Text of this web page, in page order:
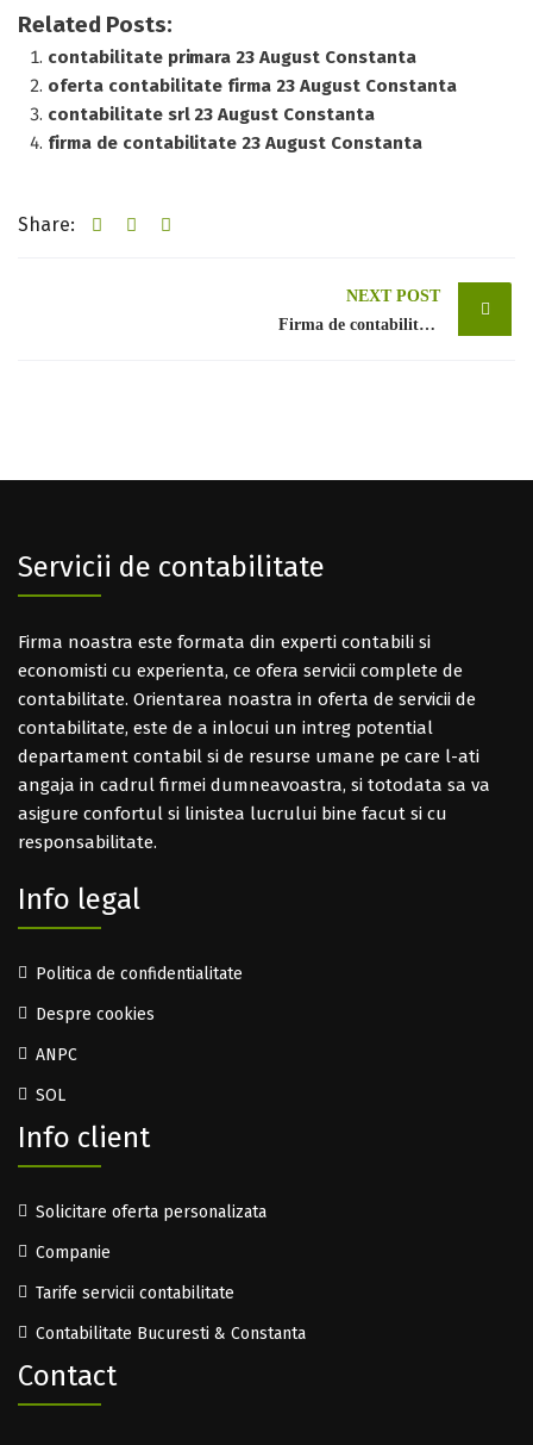
Related Posts:
contabilitate primara 23 August Constanta
oferta contabilitate firma 23 August Constanta
contabilitate srl 23 August Constanta
firma de contabilitate 23 August Constanta
Share:
NEXT POST
Firma de contabilitate Bucuresti sector 1
Servicii de contabilitate
Firma noastra este formata din experti contabili si
economisti cu experienta, ce ofera servicii complete de
contabilitate. Orientarea noastra in oferta de servicii de
contabilitate, este de a inlocui un intreg potential
departament contabil si de resurse umane pe care l-ati
angaja in cadrul firmei dumneavoastra, si totodata sa va
asigure confortul si linistea lucrului bine facut si cu
responsabilitate.
Info legal
Politica de confidentialitate
Despre cookies
ANPC
SOL
Info client
Solicitare oferta personalizata
Companie
Tarife servicii contabilitate
Contabilitate Bucuresti & Constanta
Contact